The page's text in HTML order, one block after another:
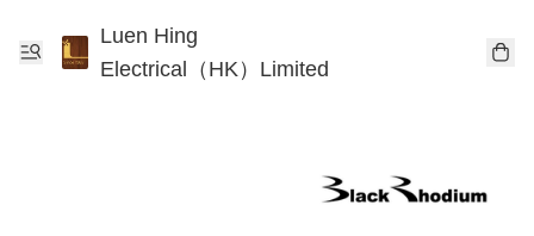
Luen Hing
Electrical（HK）Limited